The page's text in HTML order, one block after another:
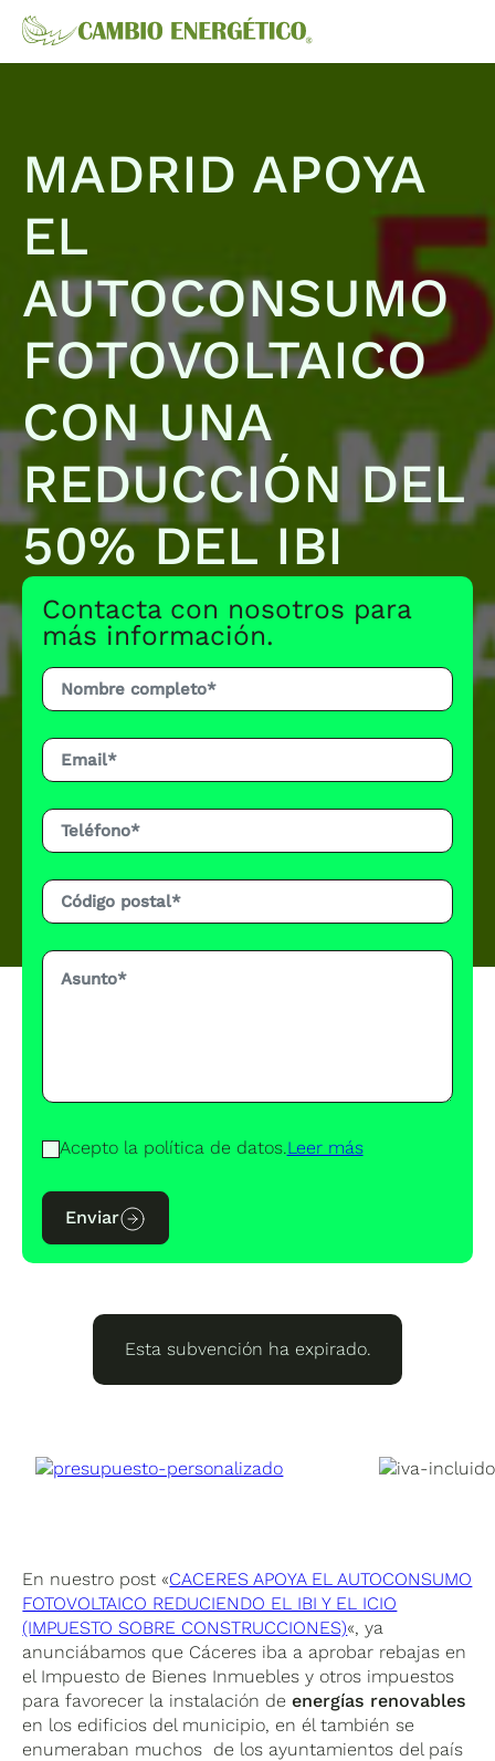
MADRID APOYA
EL
AUTOCONSUMO
FOTOVOLTAICO
CON UNA
REDUCCIÓN DEL
50% DEL IBI
Contacta con nosotros para
más información.
Acepto la política de datos.Leer más
Enviar
Esta subvención ha expirado.
En nuestro post «CACERES APOYA EL AUTOCONSUMO
FOTOVOLTAICO REDUCIENDO EL IBI Y EL ICIO
(IMPUESTO SOBRE CONSTRUCCIONES)«, ya
anunciábamos que Cáceres iba a aprobar rebajas en
el Impuesto de Bienes Inmuebles y otros impuestos
para favorecer la instalación deenergías renovables
en los edificios del municipio, en él también se
enumeraban muchos de los ayuntamientos del país